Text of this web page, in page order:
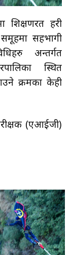
प्रहरी
सहभागी
अन्तर्गत
स्थित
क्रमका केही
(एआईजी)